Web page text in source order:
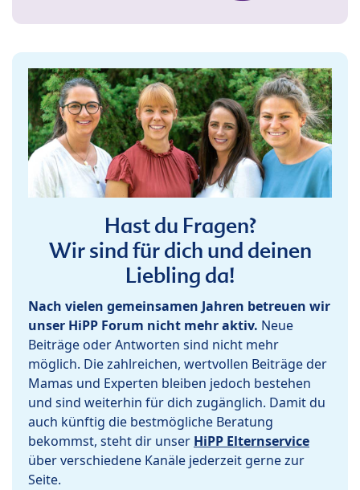
Hast du Fragen?
Wir sind für dich und deinen
Liebling da!
Nach vielen gemeinsamen Jahren betreuen wir
unser HiPP Forum nicht mehr aktiv. Neue
Beiträge oder Antworten sind nicht mehr
möglich. Die zahlreichen, wertvollen Beiträge der
Mamas und Experten bleiben jedoch bestehen
und sind weiterhin für dich zugänglich. Damit du
auch künftig die bestmögliche Beratung
bekommst, steht dir unser HiPP Elternservice
über verschiedene Kanäle jederzeit gerne zur
Seite.